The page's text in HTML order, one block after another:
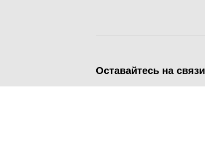
Оставайтесь на связи